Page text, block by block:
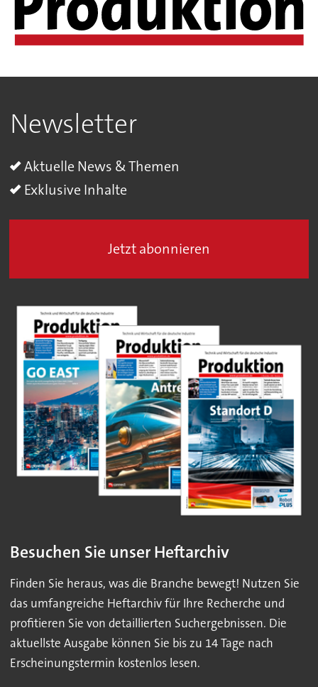
Newsletter
Aktuelle News & Themen
Exklusive Inhalte
Jetzt abonnieren
Besuchen Sie unser Heftarchiv
Finden Sie heraus, was die Branche bewegt! Nutzen Sie
das umfangreiche Heftarchiv für Ihre Recherche und
profitieren Sie von detaillierten Suchergebnissen. Die
aktuellste Ausgabe können Sie bis zu 14 Tage nach
Erscheinungstermin kostenlos lesen.